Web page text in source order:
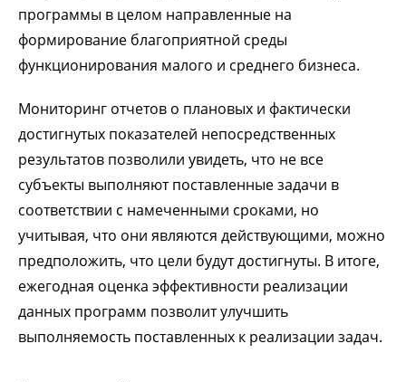
программы в целом направленные на
формирование благоприятной среды
функционирования малого и среднего бизнеса.
Мониторинг отчетов о плановых и фактически
достигнутых показателей непосредственных
результатов позволили увидеть, что не все
субъекты выполняют поставленные задачи в
соответствии с намеченными сроками, но
учитывая, что они являются действующими, можно
предположить, что цели будут достигнуты. В итоге,
ежегодная оценка эффективности реализации
данных программ позволит улучшить
выполняемость поставленных к реализации задач.